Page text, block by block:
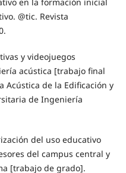
@tic. Revista
y videojuegos
acústica [trabajo final
de la Edificación y
de Ingeniería
del uso educativo
del campus central y
[trabajo de grado].